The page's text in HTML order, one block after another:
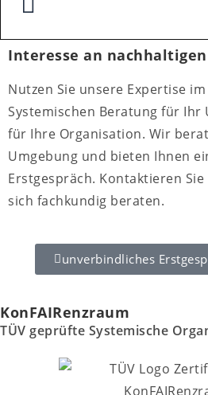
Interesse an
Nutzen Sie unsere Expertise
Systemischen Beratung für
für Ihre Organisation. Wir
Umgebung und bieten Ihnen
Erstgespräch. Kontaktieren
sich fachkundig beraten.
unverbindliches
KonFAIRenzraum
TÜV geprüfte Systemische